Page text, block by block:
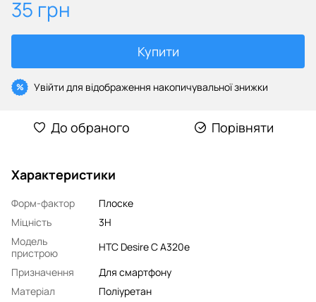
35 грн
Купити
% Увійти для відображення накопичувальної знижки
До обраного Порівняти
Характеристики
Форм-фактор
Плоске
Міцність
3H
Модель
пристрою
HTC Desire C A320e
Призначення
Для смартфону
Матеріал
Поліуретан